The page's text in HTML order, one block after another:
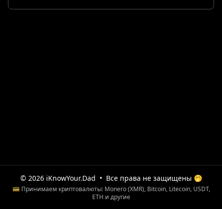
© 2026 iKnowYour.Dad • Все права не защищены 🤭
💳 Принимаем криптовалюты: Monero (XMR), Bitcoin, Litecoin, USDT,
ETH и другие